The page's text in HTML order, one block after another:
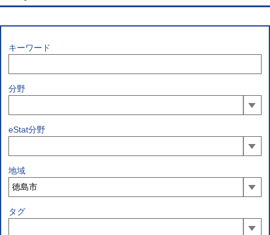
キーワード
分野
eStat分野
地域
タグ